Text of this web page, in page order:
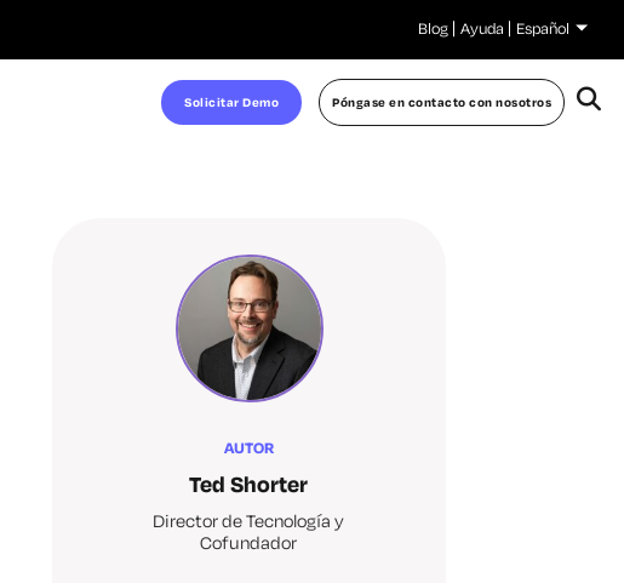
Blog Ayuda Español
Solicitar Demo Póngase en contacto con nosotros
AUTOR
Ted Shorter
Director de Tecnología y
Cofundador